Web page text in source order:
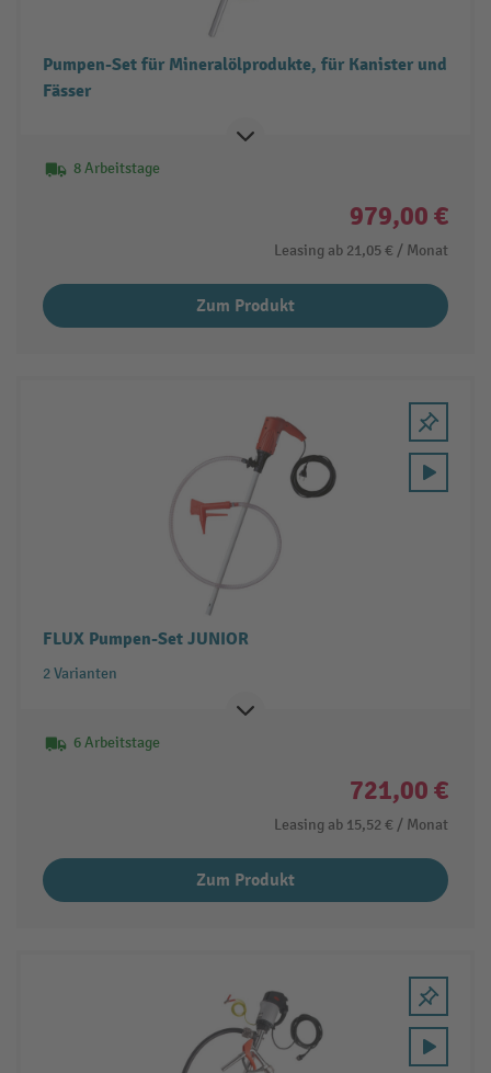
Pumpen-Set für Mineralölprodukte, für Kanister und
Fässer
8 Arbeitstage
979,00 €
Leasing ab 21,05 € / Monat
Zum Produkt
FLUX Pumpen-Set JUNIOR
2 Varianten
6 Arbeitstage
721,00 €
Leasing ab 15,52 € / Monat
Zum Produkt